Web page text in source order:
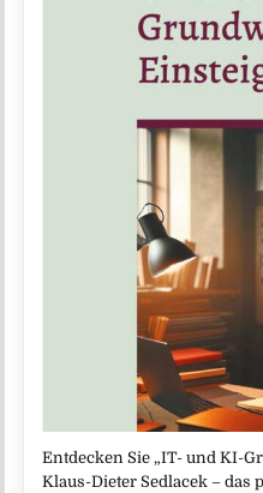
Entdecken Sie „IT- und KI-
Klaus-Dieter Sedlacek – das